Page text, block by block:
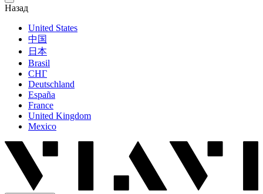
Назад
United States
中国
日本
Brasil
СНГ
Deutschland
España
France
United Kingdom
Mexico